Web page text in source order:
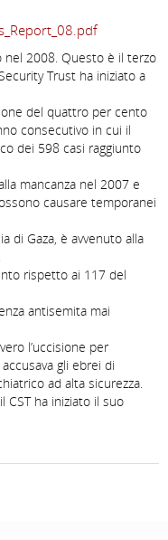
nel 2008. Questo è il terzo
Trust ha iniziato a
del quattro per cento
consecutivo in cui il
dei 598 casi raggiunto
mancanza nel 2007 e
causare temporanei
di Gaza, è avvenuto alla
rispetto ai 117 del
antisemita mai
l’uccisione per
gli ebrei di
ad alta sicurezza.
ha iniziato il suo